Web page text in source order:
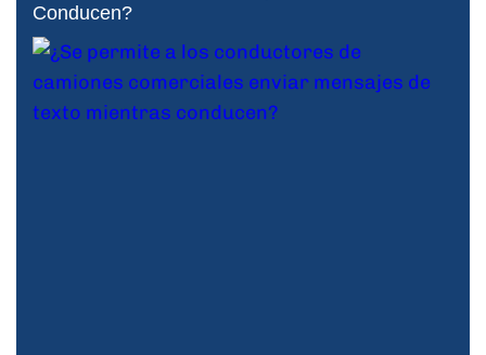
Conducen?